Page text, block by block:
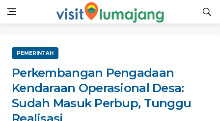
PEMERINTAH
Perkembangan Pengadaan
Kendaraan Operasional Desa:
Sudah Masuk Perbup, Tunggu